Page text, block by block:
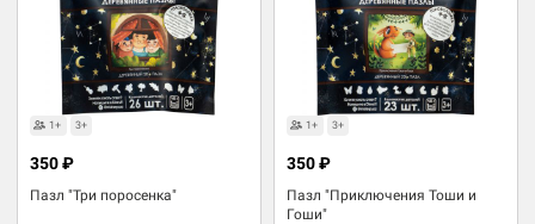
1+ 3+
Пазл "Три поросенка"
350 ₽
1+ 3+
Пазл "Приключения Тоши и
Гоши"
350 ₽